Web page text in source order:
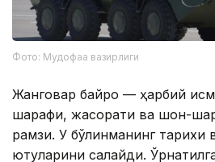
Фото: Мудофаа вазирлиги
Жанговар байроқ — ҳарбий
шарафи, жасорати ва шон-
рамзи. У бўлинманинг тарихи
ютуқларини сақлайди.